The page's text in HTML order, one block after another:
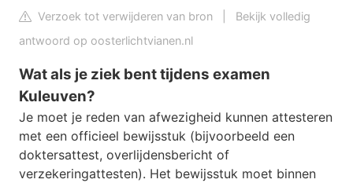
Verzoek tot verwijderen van bron
Bekijk volledig
antwoord op oosterlichtvianen.nl
Wat als je ziek bent tijdens examen
Kuleuven?
Je moet je reden van afwezigheid kunnen attesteren
met een officieel bewijsstuk (bijvoorbeeld een
doktersattest, overlijdensbericht of
verzekeringattesten). Het bewijsstuk moet binnen